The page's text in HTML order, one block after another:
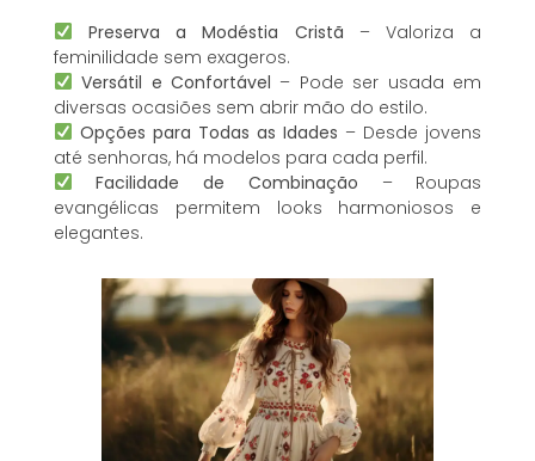
Preserva a Modéstia Cristã – Valoriza a
feminilidade sem exageros.
Versátil e Confortável – Pode ser usada em
diversas ocasiões sem abrir mão do estilo.
Opções para Todas as Idades – Desde jovens
até senhoras, há modelos para cada perfil.
Facilidade de Combinação – Roupas
evangélicas permitem looks harmoniosos e
elegantes.